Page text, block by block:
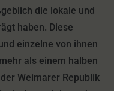
die lokale und
haben. Diese
einzelne von ihnen
als einem halben
Weimarer Republik